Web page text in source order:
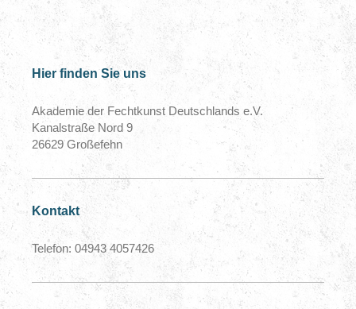
Hier finden Sie uns
Akademie der Fechtkunst Deutschlands e.V.
Kanalstraße Nord 9
26629 Großefehn
Kontakt
Telefon: 04943 4057426